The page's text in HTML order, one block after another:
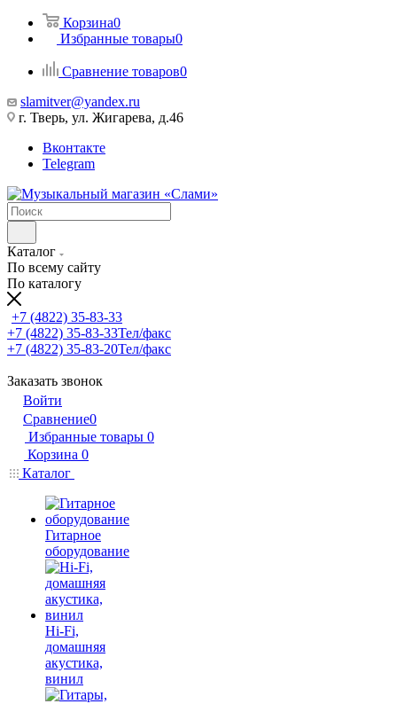
Корзина0
Избранные товары0
Сравнение товаров0
slamitver@yandex.ru
г. Тверь, ул. Жигарева, д.46
Вконтакте
Telegram
Каталог
По всему сайту
По каталогу
+7 (4822) 35-83-33
+7 (4822) 35-83-33Тел/факс
+7 (4822) 35-83-20Тел/факс
Заказать звонок
Войти
Сравнение0
Избранные товары 0
Корзина 0
Каталог
Гитарное
оборудование
Hi-Fi,
домашняя
акустика,
винил